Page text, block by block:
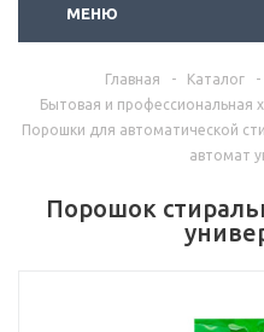
МЕНЮ
Главная - Каталог -
Бытовая и профессиональная
Порошки для автоматической
автомат
Порошок